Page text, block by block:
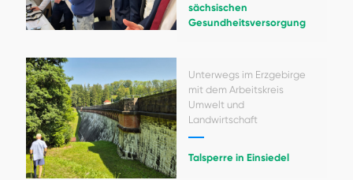
sächsischen
Gesundheitsversorgung
Unterwegs im Erzgebirge
mit dem Arbeitskreis
Umwelt und
Landwirtschaft
Talsperre in Einsiedel